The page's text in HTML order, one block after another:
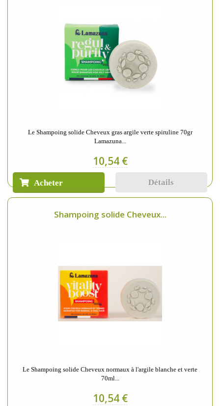
Le Shampoing solide Cheveux gras argile verte spiruline 70gr
Lamazuna...
10,54 €
Acheter Détails
Shampoing solide Cheveux...
Le Shampoing solide Cheveux normaux à l'argile blanche et verte
70ml...
10,54 €